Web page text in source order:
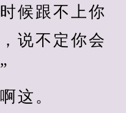
候跟不上你
说不定你会
这。